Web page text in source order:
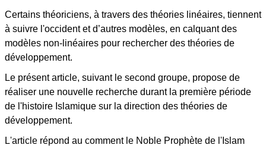
Certains théoriciens, à travers des théories linéaires, tiennent
à suivre l'occident et d’autres modèles, en calquant des
modèles non-linéaires pour rechercher des théories de
développement.
Le présent article, suivant le second groupe, propose de
réaliser une nouvelle recherche durant la première période
de l'histoire Islamique sur la direction des théories de
développement.
L'article répond au comment le Noble Prophète de l'Islam